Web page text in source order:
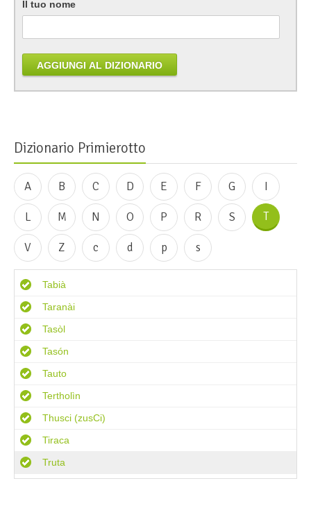
Il tuo nome
AGGIUNGI AL DIZIONARIO
Dizionario Primierotto
A B C D E F G I
L M N O P R S T
V Z c d p s
Tabià
Taranài
Tasòl
Tasón
Tauto
Tertholìn
Thusci (zusCi)
Tiraca
Truta